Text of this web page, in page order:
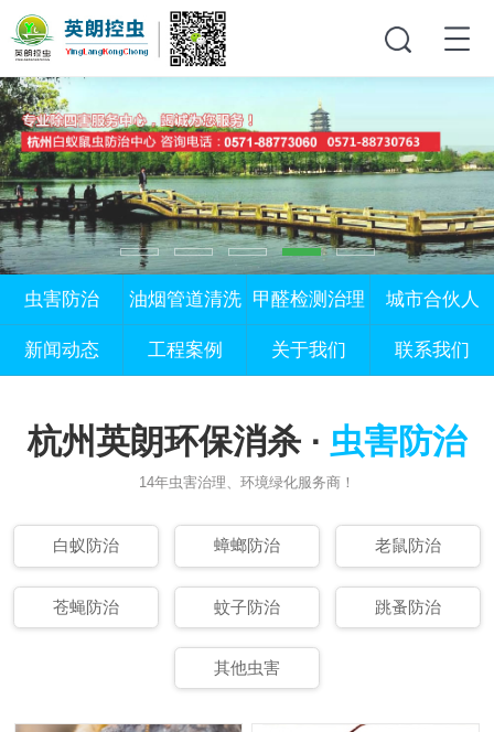
虫害防治 油烟管道清洗 甲醛检测治理 城市合伙人
新闻动态 工程案例 关于我们 联系我们
杭州英朗环保消杀 · 虫害防治
14年虫害治理、环境绿化服务商！
白蚁防治 蟑螂防治 老鼠防治
苍蝇防治 蚊子防治 跳蚤防治
其他虫害